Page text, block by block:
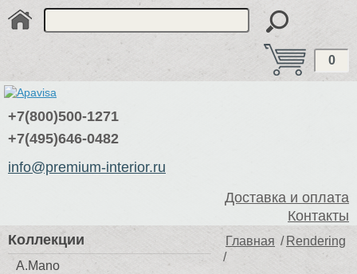
0
+7(800)500-1271
+7(495)646-0482
info@premium-interior.ru
Доставка и оплата
Контакты
Коллекции
A.Mano
Главная / Rendering
/